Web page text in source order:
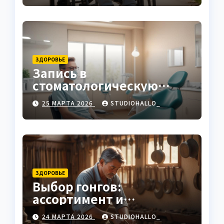
ЗДОРОВЬЕ
Запись в
стоматологическую
клинику
25 МАРТА 2026 STUDIOHALLO_
ЗДОРОВЬЕ
Выбор гонгов:
ассортимент и
характеристики
24 МАРТА 2026 STUDIOHALLO_